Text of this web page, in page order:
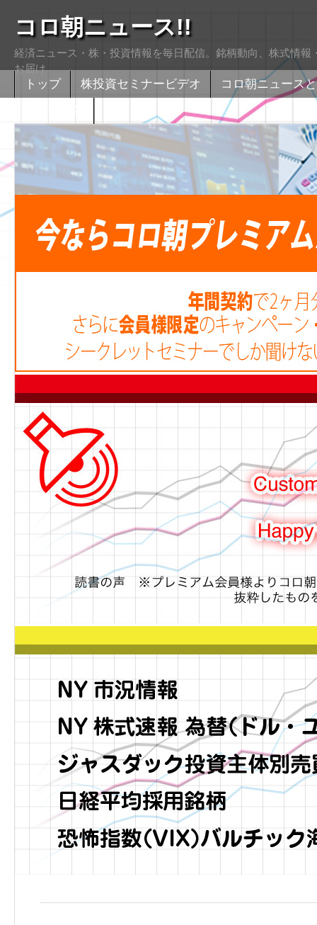
コロ朝ニュース!!
経済ニュース・株・投資情報を毎日配信。銘柄動向、株式情
お届け
トップ 株投資セミナービデオ
コロ朝ニュース